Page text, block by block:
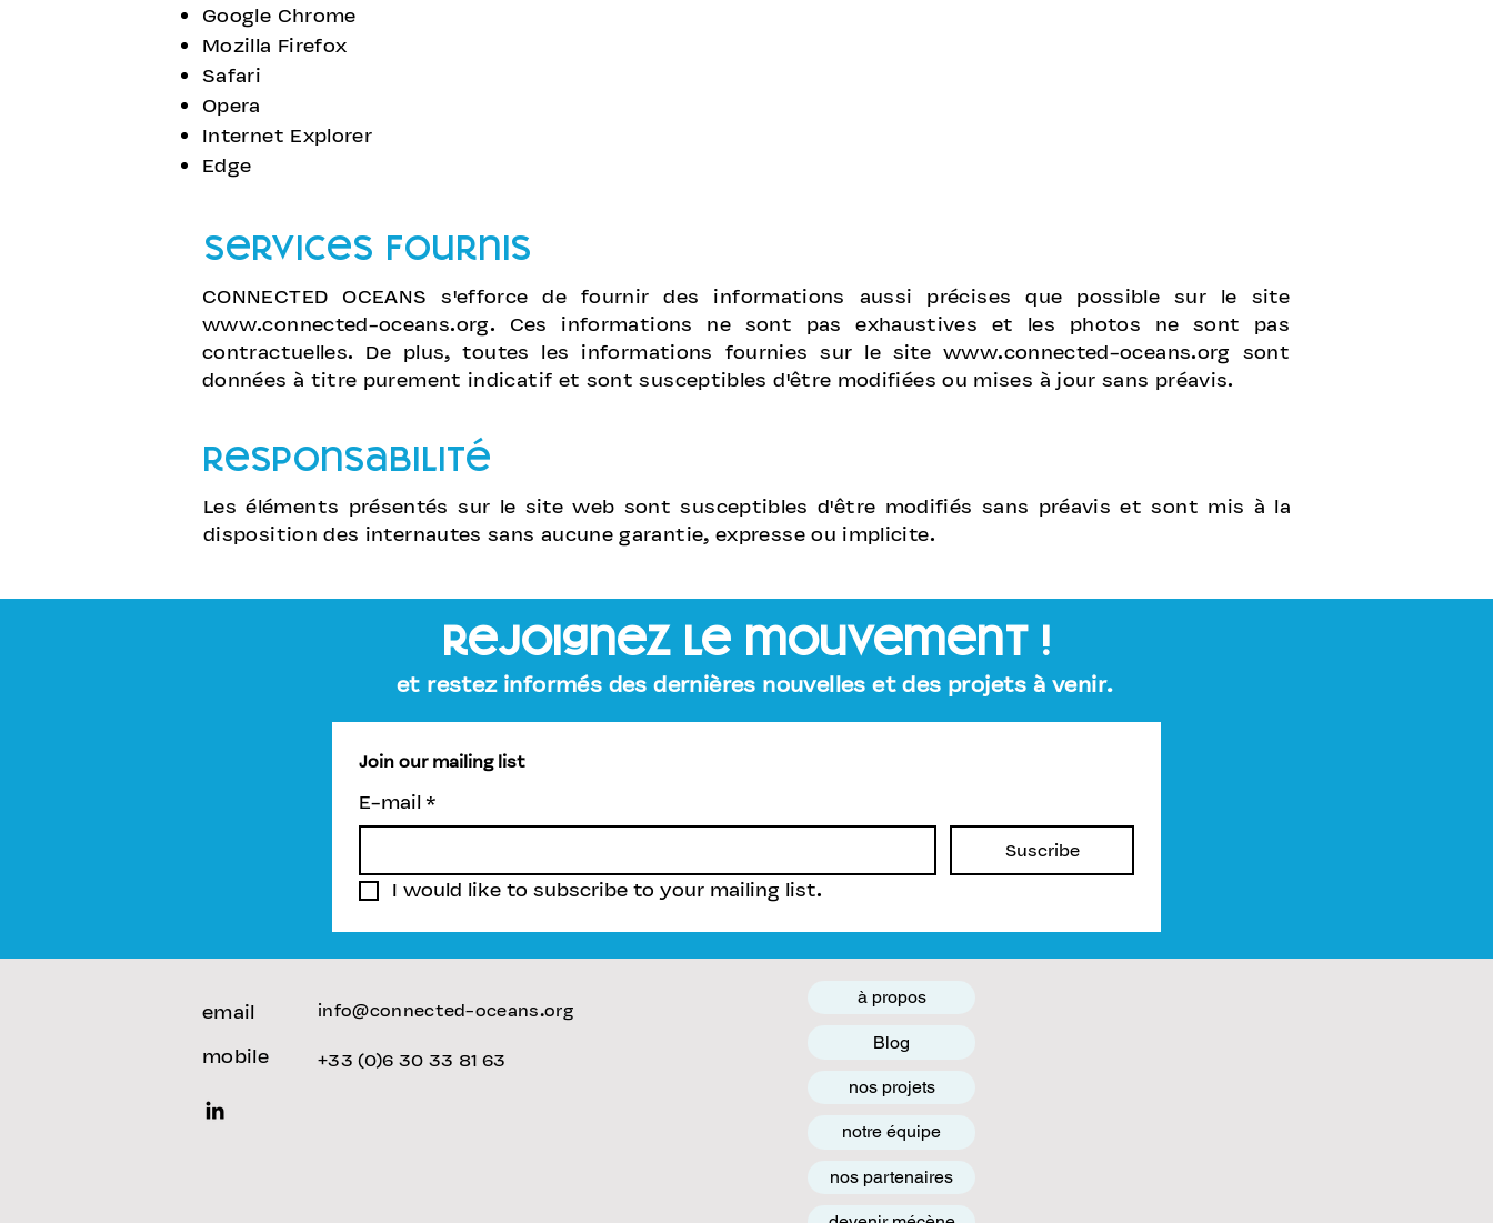
Google Chrome
Mozilla Firefox
Safari
Opera
Internet Explorer
Edge
Services fournis
CONNECTED OCEANS s'efforce de fournir des informations aussi précises que possible sur le site
www.connected-oceans.org. ​Ces informations ne sont pas exhaustives et les photos ne sont pas
contractuelles. De plus, toutes les informations fournies sur le sitewww.connected-oceans.org sont
données à titre purement indicatif et sont susceptibles d'être modifiées ou mises à jour sans préavis.
responsabilité
Les éléments présentés sur le site web sont susceptibles d'être modifiés sans préavis et sont mis à la
disposition des internautes sans aucune garantie, expresse ou implicite.
rejoignez le mouvement !
et restez informés des dernières nouvelles et des projets à venir.
Join our mailing list
E-mail*
Suscribe
I would like to subscribe to your mailing list.
email
mobile
info@connected-oceans.org
+33 (0)6 30 33 81 63
à propos
Blog
nos projets
notre équipe
nos partenaires